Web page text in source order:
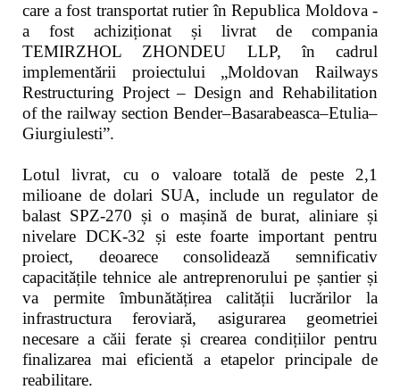
care a fost transportat rutier în Republica Moldova -
a fost achiziționat și livrat de compania
TEMIRZHOL ZHONDEU LLP, în cadrul
implementării proiectului „Moldovan Railways
Restructuring Project – Design and Rehabilitation
of the railway section Bender–Basarabeasca–Etulia–
Giurgiulesti”.
Lotul livrat, cu o valoare totală de peste 2,1
milioane de dolari SUA, include un regulator de
balast SPZ-270 și o mașină de burat, aliniare și
nivelare DCK-32 și este foarte important pentru
proiect, deoarece consolidează semnificativ
capacitățile tehnice ale antreprenorului pe șantier și
va permite îmbunătățirea calității lucrărilor la
infrastructura feroviară, asigurarea geometriei
necesare a căii ferate și crearea condițiilor pentru
finalizarea mai eficientă a etapelor principale de
reabilitare.